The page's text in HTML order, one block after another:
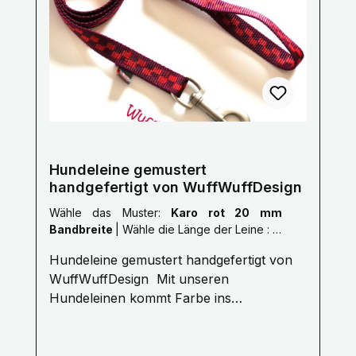
Handwäsche mit einem milden
Waschmittel, bitte Luft trocknen. Größe
Länge S 1,0 Meter M 1,5 Meter L 2,0
Meter XL 2,5 Meter XXL 3,0 Meter Gerne
fertigen wir auch nach deinen Wünschen
auf Anfrage.Kontaktiere uns Hier! Mail:
info@wuffwuffdesign.de Phone: 0711-
Hundeleine gemustert
handgefertigt von WuffWuffDesign
Wähle das Muster: Karo rot 20 mm
Bandbreite
Wähle die Länge der Leine : L:
Hundeleine gemustert handgefertigt von
WuffWuffDesign Mit unseren
Hundeleinen kommt Farbe ins